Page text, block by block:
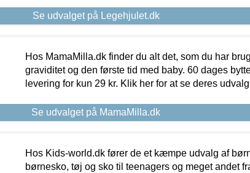
Se udvalget på Legehjulet.dk
Hos MamaMilla.dk finder du alt det, som du har
graviditet og den første tid med baby. 60 dages
levering for kun 29 kr. Klik her for at se deres
Se udvalget på MamaMilla.dk
Hos Kids-world.dk fører de et kæmpe udvalg af
børnesko, tøj og sko til teenagers og meget andet